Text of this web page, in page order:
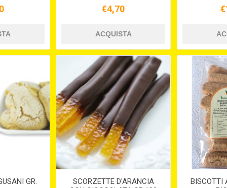
€4,70
GR.
SCORZETTE D'ARANCIA
BISCOTTI